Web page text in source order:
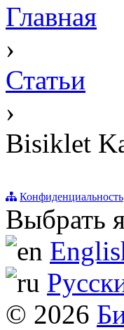
Главная
›
Статьи
›
Bisiklet
Конфиденциальность
Выбрать
© 2026